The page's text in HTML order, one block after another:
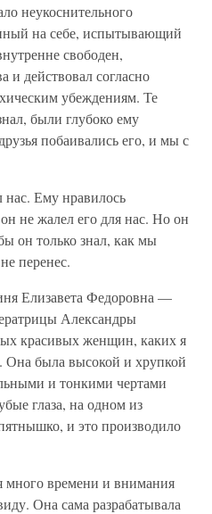
неукоснительного
на себе, испытывающий
свободен,
и действовал согласно
убеждениям. Те
были глубоко ему
побаивались его, и мы с
Ему нравилось
не жалел его для нас. Но он
он только знал, как мы
перенес.
Елизавета Федоровна —
Александры
красивых женщин, каких я
Она была высокой и хрупкой
и тонкими чертами
глаза, на одном из
и это производило
много времени и внимания
Она сама разрабатывала